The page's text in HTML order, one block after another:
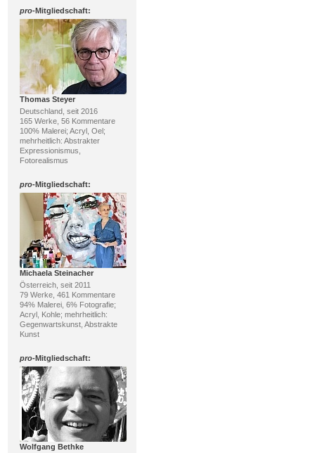
pro-Mitgliedschaft:
Thomas Steyer
Deutschland, seit 2016
165 Werke, 56 Kommentare
100% Malerei; Acryl, Oel;
mehrheitlich: Abstrakter
Expressionismus,
Fotorealismus
pro-Mitgliedschaft:
Michaela Steinacher
Österreich, seit 2011
79 Werke, 461 Kommentare
94% Malerei, 6% Fotografie;
Acryl, Kohle; mehrheitlich:
Gegenwartskunst, Abstrakte
Kunst
pro-Mitgliedschaft:
Wolfgang Bethke